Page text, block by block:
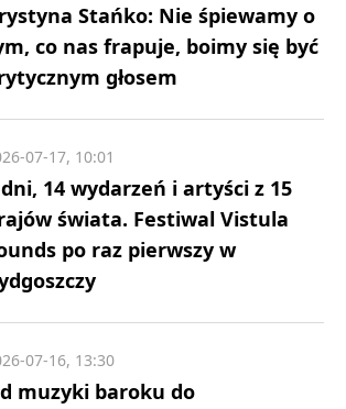
Stańko: Nie śpiewamy o
co nas frapuje, boimy się być
głosem
14 wydarzeń i artyści z 15
świata. Festiwal Vistula
po raz pierwszy w
07-17, 10:01
muzyki baroku do
07-16, 13:30